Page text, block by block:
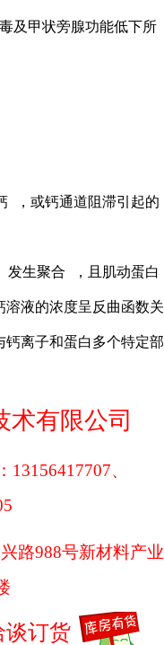
及甲状旁腺功能低下所
，或钙通道阻滞引起的
发生聚合 ，且肌动蛋白
液的浓度呈反曲函数关
钙离子和蛋白多个特定部
术有限公司
13156417707、
路988号新材料产业
谈订货